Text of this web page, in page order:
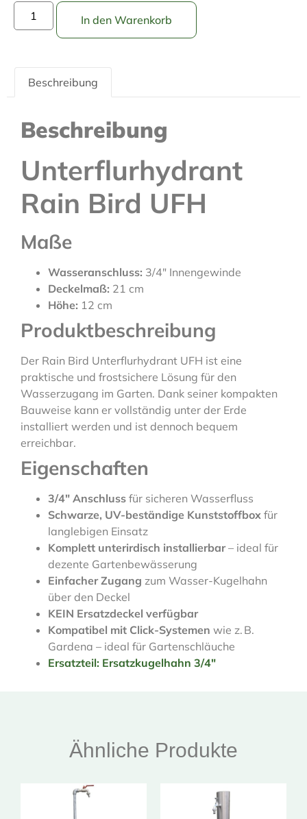
In den Warenkorb
Beschreibung
Beschreibung
Unterflurhydrant
Rain Bird UFH
Maße
Wasseranschluss: 3/4″ Innengewinde
Deckelmaß: 21 cm
Höhe: 12 cm
Produktbeschreibung
Der Rain Bird Unterflurhydrant UFH ist eine
praktische und frostsichere Lösung für den
Wasserzugang im Garten. Dank seiner kompakten
Bauweise kann er vollständig unter der Erde
installiert werden und ist dennoch bequem
erreichbar.
Eigenschaften
3/4″ Anschluss für sicheren Wasserfluss
Schwarze, UV-beständige Kunststoffbox für
langlebigen Einsatz
Komplett unterirdisch installierbar– ideal für
dezente Gartenbewässerung
Einfacher Zugang zum Wasser-Kugelhahn
über den Deckel
KEIN Ersatzdeckel verfügbar
Kompatibel mit Click-Systemen wie z. B.
Gardena – ideal für Gartenschläuche
Ersatzteil: Ersatzkugelhahn 3/4″
Ähnliche Produkte